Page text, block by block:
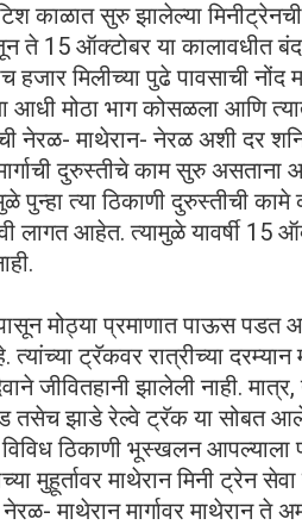
काळात सुरु झालेल्या
ते 15 ऑक्टोबर या कालावधीत बंद
मिलीच्या पुढे पावसाची नोंद
आधी मोठा भाग कोसळला आणि
नेरळ- माथेरान- नेरळ अशी दर
दुरुस्तीचे काम सुरु असताना
त्या ठिकाणी दुरुस्तीची कामे
लागत आहेत. त्यामुळे यावर्षी 15
मोठ्या प्रमाणात पाऊस पडत
ट्रॅकवर रात्रीच्या
जीवितहानी झालेली नाही.
तसेच झाडे रेल्वे ट्रॅक या सोबत
ठिकाणी भूस्खलन आपल्याला
मुहूर्तावर माथेरान मिनी ट्रेन
माथेरान मार्गावर माथेरान